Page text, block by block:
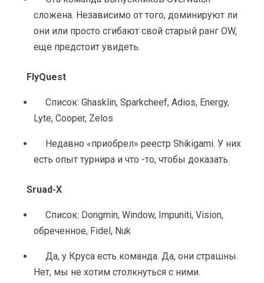
сложена. Независимо от того, доминируют ли
они или просто сгибают свой старый ранг OW,
еще предстоит увидеть.
FlyQuest
Список: Ghasklin, Sparkcheef, Adios, Energy,
Lyte, Cooper, Zelos
Недавно «приобрел» реестр Shikigami. У них
есть опыт турнира и что -то, чтобы доказать.
Sruad-X
Список: Dongmin, Window, Impuniti, Vision,
обреченное, Fidel, Nuk
Да, у Круса есть команда. Да, они страшны.
Нет, мы не хотим столкнуться с ними.